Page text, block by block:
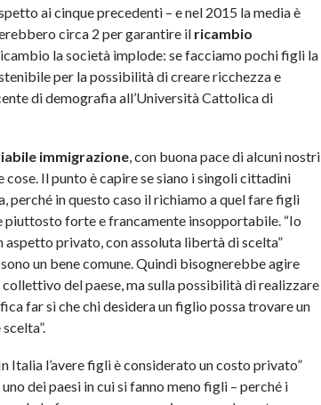
ai cinque precedenti – e nel 2015 la media è
circa 2 per garantire il ricambio
ricambio la società implode: se facciamo pochi figli la
per la possibilità di creare ricchezza e
di demografia all’Università Cattolica di
immigrazione , con buona pace di alcuni nostri
Il punto è capire se siano i singoli cittadini
in questo caso il richiamo a quel fare figli
piuttosto forte e francamente insopportabile. “Io
aspetto privato, con assoluta libertà di scelta”
un bene comune. Quindi bisognerebbe agire
del paese, ma sulla possibilità di realizzare
far sì che chi desidera un figlio possa trovare un
Italia l’avere figli è considerato un costo privato”
dei paesi in cui si fanno meno figli – perché i